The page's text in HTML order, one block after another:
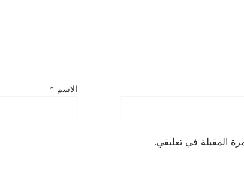
الاسم *
المقبلة في تعليقي.